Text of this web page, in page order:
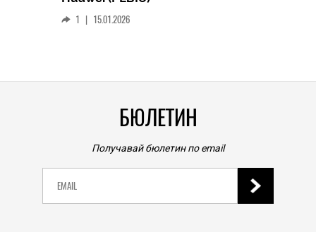
1 | 15.01.2026
БЮЛЕТИН
Получавай бюлетин по email